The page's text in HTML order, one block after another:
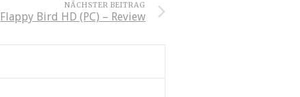
NÄCHSTER BEITRAG
Flappy Bird HD (PC) – Review